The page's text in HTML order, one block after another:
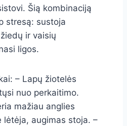
Šią kombinaciją
stresą: sustoja
ir vaisių
ligos.
– Lapų žiotelės
nuo perkaitimo.
mažiau anglies
augimas stoja. –